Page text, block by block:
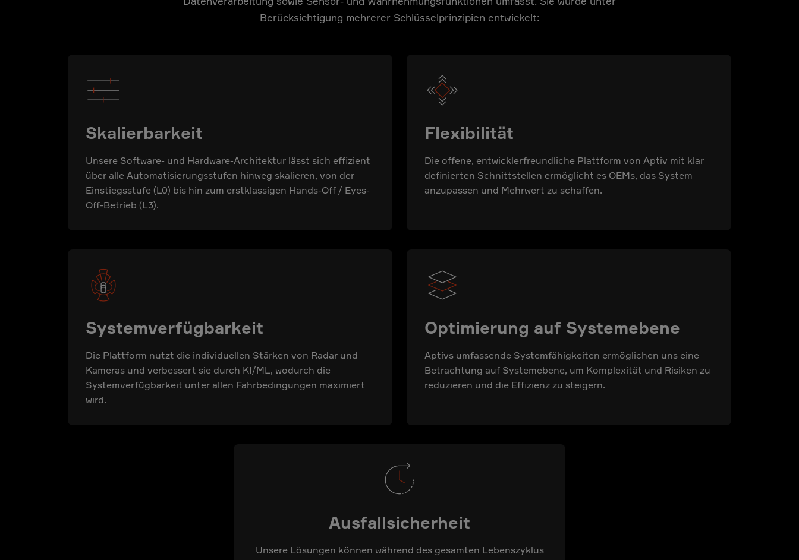
Berücksichtigung mehrerer Schlüsselprinzipien entwickelt:
Skalierbarkeit
Unsere Software- und Hardware-Architektur lässt sich effizient
über alle Automatisierungsstufen hinweg skalieren, von der
Einstiegsstufe (L0) bis hin zum erstklassigen Hands-Off / Eyes-
Off-Betrieb (L3).
Flexibilität
Die offene, entwicklerfreundliche Plattform von Aptiv mit klar
definierten Schnittstellen ermöglicht es OEMs, das System
anzupassen und Mehrwert zu schaffen.
Systemverfügbarkeit
Die Plattform nutzt die individuellen Stärken von Radar und
Kameras und verbessert sie durch KI/ML, wodurch die
Systemverfügbarkeit unter allen Fahrbedingungen maximiert
wird.
Optimierung auf Systemebene
Aptivs umfassende Systemfähigkeiten ermöglichen uns eine
Betrachtung auf Systemebene, um Komplexität und Risiken zu
reduzieren und die Effizienz zu steigern.
Ausfallsicherheit
Unsere Lösungen können während des gesamten Lebenszyklus